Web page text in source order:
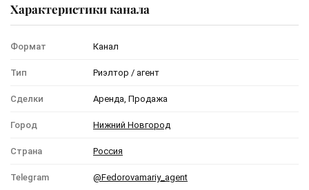
Характеристики канала
Формат Канал
Тип Риэлтор / агент
Сделки Аренда, Продажа
Город Нижний Новгород
Страна Россия
Telegram @Fedorovamariy_agent